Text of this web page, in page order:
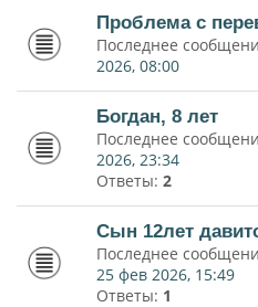
Проблема с
Последнее
2026, 08:00
Богдан, 8 лет
Последнее
2026, 23:34
Ответы: 2
Сын 12лет
Последнее
25 фев 2026, 15:49
Ответы: 1